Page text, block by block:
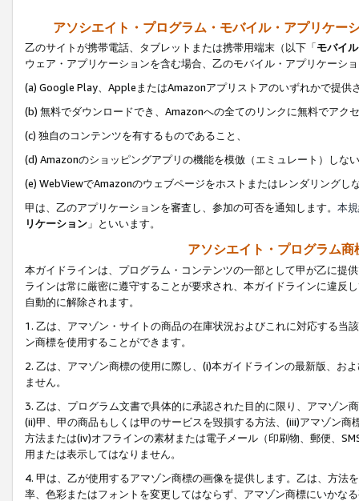
アソシエイト・プログラム・モバイル・アプリケー
乙のサイトが携帯電話、タブレットまたは携帯用端末（以下「モバイ
ウェア・アプリケーションを含む場合、乙のモバイル・アプリケーシ
(a) Google Play、AppleまたはAmazonアプリストアのいずれかで提供
(b) 無料でダウンロードでき、Amazonへの全てのリンクに無料でアク
(c) 独自のコンテンツを有するものであること、
(d) Amazonのショッピングアプリの機能を模倣（エミュレート）しな
(e) WebViewでAmazonのウェブページをホストまたはレンダリングし
甲は、乙のアプリケーションを審査し、参加の可否を通知します。 本
リケーション 」といいます。
アソシエイト・プログラム
本ガイドラインは、プログラム・コンテンツの一部として甲が乙に提
ラインは常に厳密に遵守することが要求され、本ガイドラインに違反
自動的に解除されます。
1. 乙は、アマゾン・サイトの商品の在庫状況およびこれに対応する
ン商標を使用することができます。
2. 乙は、アマゾン商標の使用に際し、(i)本ガイドラインの最新版、お
ません。
3. 乙は、プログラム文書で具体的に承認された目的に限り、アマゾン
(ii)甲、甲の商品もしくは甲のサービスを毀損する方法、(iii)アマゾン
方法または(iv)オフラインの素材または電子メール（印刷物、郵便、
用または表示してはなりません。
4. 甲は、乙が使用するアマゾン商標の画像を提供します。乙は、方
率、色彩またはフォントを変更してはならず、アマゾン商標にいかな